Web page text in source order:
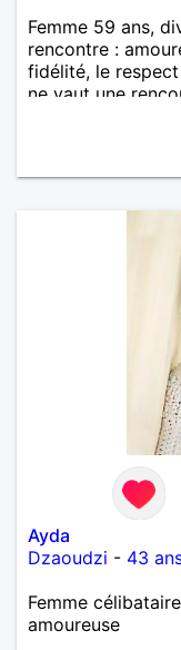
Femme 59 ans,
rencontre :
fidélité, le
ne vaut une
messages pour
deux et le désir
Ayda
Dzaoudzi - 43
Femme
amoureuse